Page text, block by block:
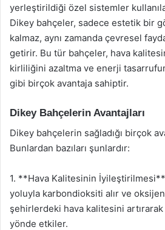
yerleştirildiği özel sistemler
Dikey bahçeler, sadece estetik bir
kalmaz, aynı zamanda çevresel
getirir. Bu tür bahçeler, hava
kirliliğini azaltma ve enerji
gibi birçok avantaja sahiptir.
Dikey Bahçelerin Avantajları
Dikey bahçelerin sağladığı birçok
Bunlardan bazıları şunlardır:
1. **Hava Kalitesinin
yoluyla karbondioksiti alır ve
şehirlerdeki hava kalitesini artırarak
yönde etkiler.